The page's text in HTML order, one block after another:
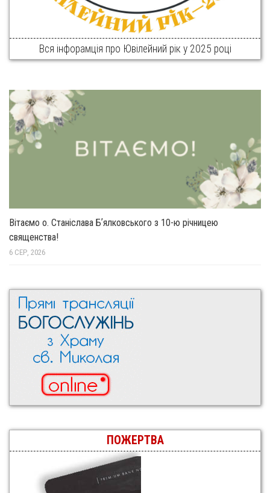
Вся інфорамція про Ювілейний рік у 2025 році
Вітаємо о. Станіслава Бʼялковського з 10-ю річницею
священства!
6 СЕР, 2026
ПОЖЕРТВА